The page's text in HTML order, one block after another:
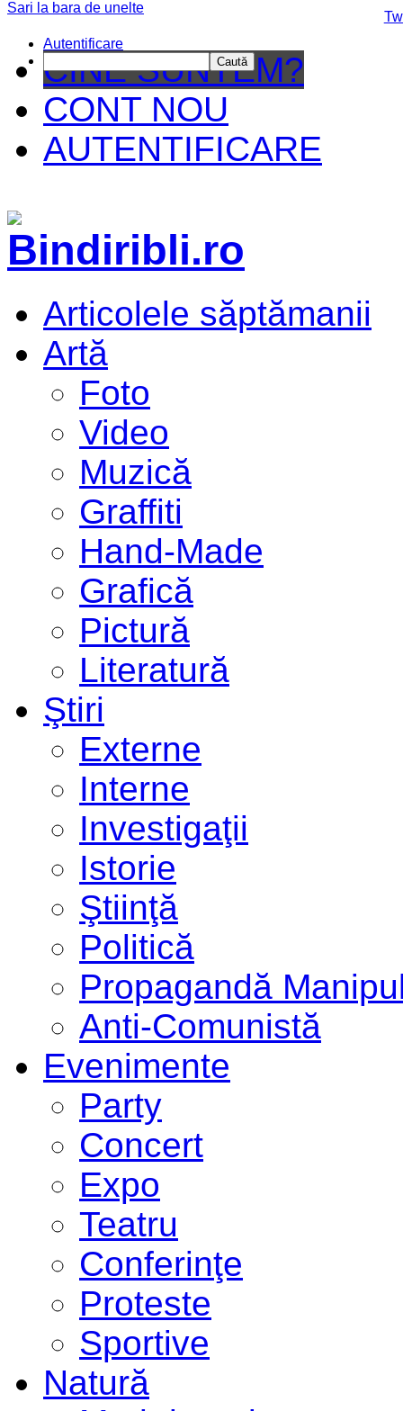
CINE SUNTEM?
CONT NOU
AUTENTIFICARE
Articolele săptămanii
Artă
Foto
Video
Muzică
Graffiti
Hand-Made
Grafică
Pictură
Literatură
Ştiri
Externe
Interne
Investigaţii
Istorie
Ştiinţă
Politică
Propagandă
Anti-Comunistă
Evenimente
Party
Concert
Expo
Teatru
Conferinţe
Proteste
Sportive
Natură
Sari la bara de unelte
Autentificare
Caută